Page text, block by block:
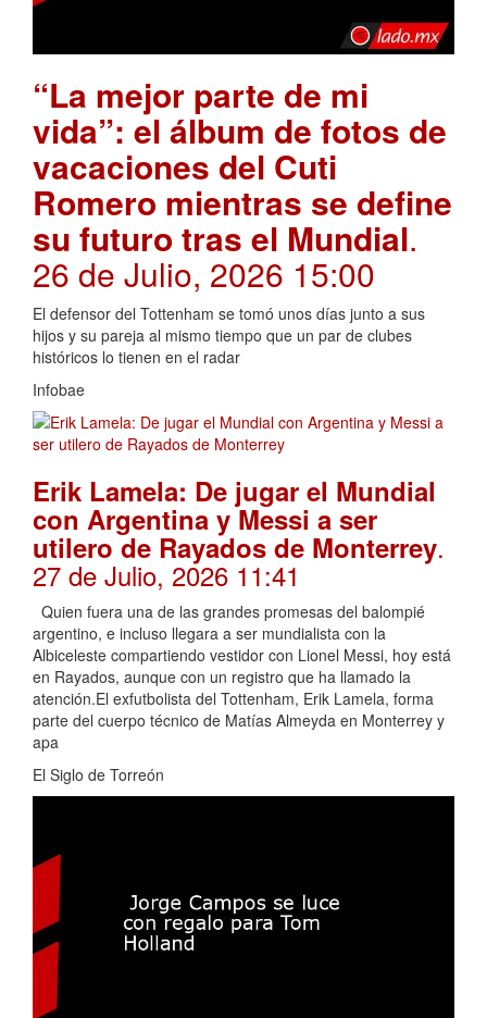
“La mejor parte de mi
vida”: el álbum de fotos de
vacaciones del Cuti
Romero mientras se define
su futuro tras el Mundial.
26 de Julio, 2026 15:00
El defensor del Tottenham se tomó unos días junto a sus
hijos y su pareja al mismo tiempo que un par de clubes
históricos lo tienen en el radar
Infobae
Erik Lamela: De jugar el Mundial
con Argentina y Messi a ser
utilero de Rayados de Monterrey.
27 de Julio, 2026 11:41
Quien fuera una de las grandes promesas del balompié
argentino, e incluso llegara a ser mundialista con la
Albiceleste compartiendo vestidor con Lionel Messi, hoy está
en Rayados, aunque con un registro que ha llamado la
atención.El exfutbolista del Tottenham, Erik Lamela, forma
parte del cuerpo técnico de Matías Almeyda en Monterrey y
apa
El Siglo de Torreón